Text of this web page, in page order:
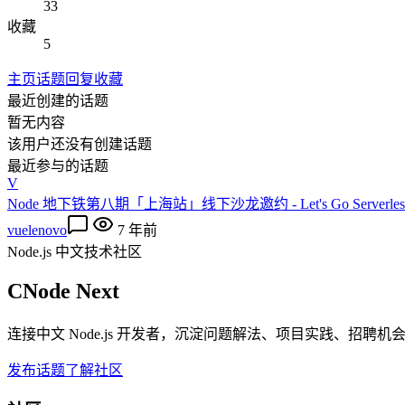
33
收藏
5
主页话题回复收藏
最近创建的话题
暂无内容
该用户还没有创建话题
最近参与的话题
V
Node 地下铁第八期「上海站」线下沙龙邀约 - Let's Go
vuelenovo
7 年前
Node.js 中文技术社区
CNode Next
连接中文 Node.js 开发者，沉淀问题解法、项目实践、招聘机会
发布话题了解社区